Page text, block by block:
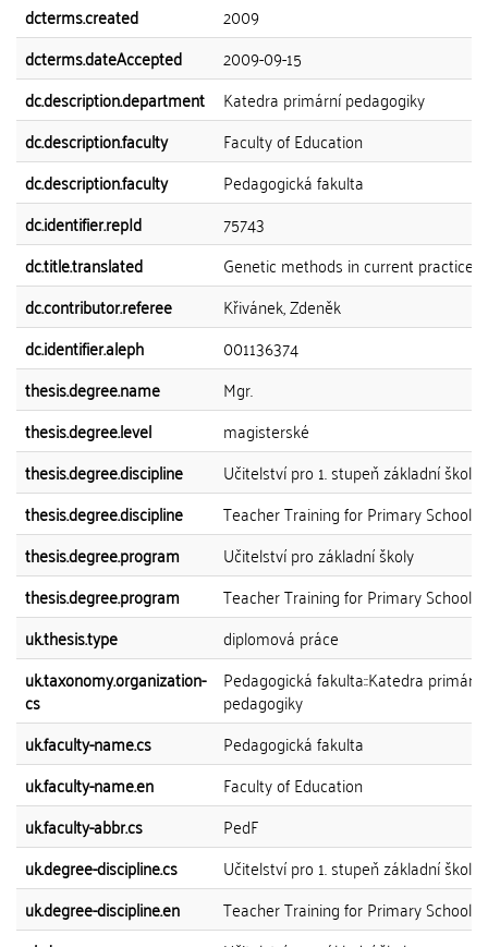
dcterms.created
2009
dcterms.dateAccepted
2009-09-15
dc.description.department
Katedra primární pedagogiky
dc.description.faculty
Faculty of Education
dc.description.faculty
Pedagogická fakulta
dc.identifier.repId
75743
dc.title.translated
Genetic methods in current practice
dc.contributor.referee
Křivánek, Zdeněk
dc.identifier.aleph
001136374
thesis.degree.name
Mgr.
thesis.degree.level
magisterské
thesis.degree.discipline
Učitelství pro 1. stupeň základní školy
thesis.degree.discipline
Teacher Training for Primary Schools
thesis.degree.program
Učitelství pro základní školy
thesis.degree.program
Teacher Training for Primary Schools
uk.thesis.type
diplomová práce
uk.taxonomy.organization-
cs
Pedagogická fakulta::Katedra primární
pedagogiky
uk.faculty-name.cs
Pedagogická fakulta
uk.faculty-name.en
Faculty of Education
uk.faculty-abbr.cs
PedF
uk.degree-discipline.cs
Učitelství pro 1. stupeň základní školy
uk.degree-discipline.en
Teacher Training for Primary Schools